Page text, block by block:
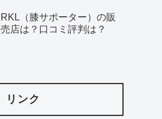
RKL（膝サポーター）の販
売店は？口コミ評判は？
リンク